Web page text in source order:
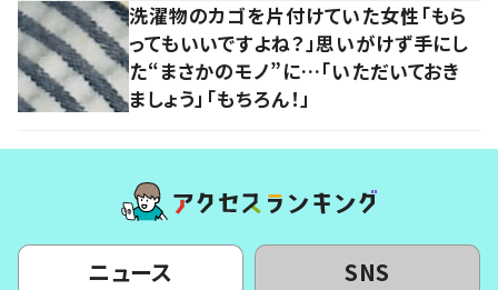
洗濯物のカゴを片付けていた女性「もら
ってもいいですよね？」思いがけず手にし
た“まさかのモノ”に…「いただいておき
ましょう」「もちろん！」
ニュース SNS